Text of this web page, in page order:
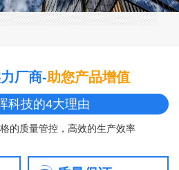
厂商-助您产品增值
科技的4大理由
的质量管控，高效的生产效率